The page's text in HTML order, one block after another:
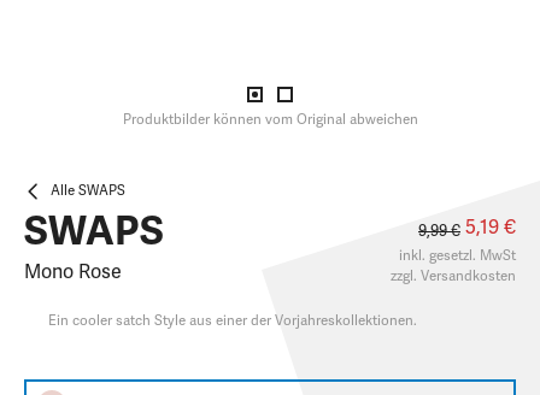
Produktbilder können vom Original abweichen
Alle SWAPS
SWAPS
Mono Rose
9,99 € 5,19 €
inkl. gesetzl. MwSt
zzgl. Versandkosten
Ein cooler satch Style aus einer der Vorjahreskollektionen.